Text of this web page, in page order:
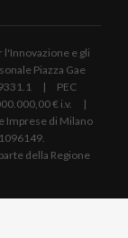
e gli
Piazza Gae
| PEC
€ i.v. |
Imprese di Milano
della Regione